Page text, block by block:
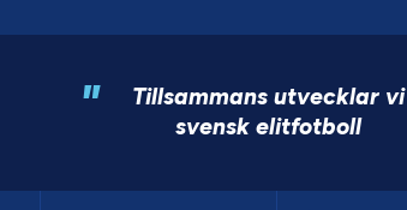
"
Tillsammans utvecklar vi
svensk elitfotboll